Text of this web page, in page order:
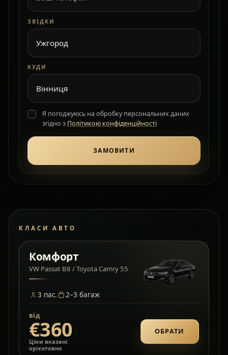
ЗВІДКИ
КУДИ
Я погоджуюсь на обробку персональних даних
згідно з Політикою конфіденційності
ЗАМОВИТИ
КЛАСИ АВТО
Комфорт
VW Passat B8 / Toyota Camry 55
3 пас. 2–3 багаж
від
€360
Ціни вказані
орієнтовно
ОБРАТИ